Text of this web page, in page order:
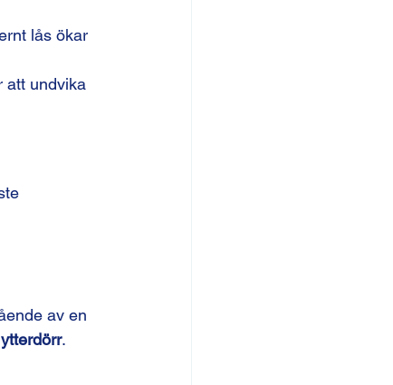
lås ökar
att undvika
av en
.